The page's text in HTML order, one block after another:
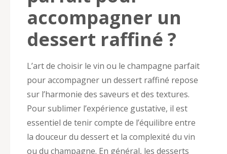
accompagner un
dessert raffiné ?
L’art de choisir le vin ou le champagne parfait
pour accompagner un dessert raffiné repose
sur l’harmonie des saveurs et des textures.
Pour sublimer l’expérience gustative, il est
essentiel de tenir compte de l’équilibre entre
la douceur du dessert et la complexité du vin
ou du champagne. En général, les desserts